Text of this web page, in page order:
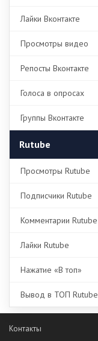
Лайки Вконтакте
Просмотры видео
Репосты Вконтакте
Голоса в опросах
Группы Вконтакте
Rutube
Просмотры Rutube
Подписчики Rutube
Комментарии Rutube
Лайки Rutube
Нажатие «В топ»
Вывод в ТОП Rutube
Контакты